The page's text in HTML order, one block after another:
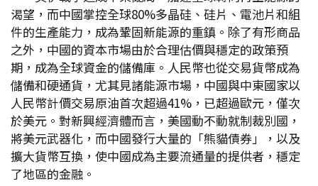
渴望，而中國掌控全球80%多晶硅、硅片、電池片和組
件的生產能力，成為鞏固新能源的重鎮。除了有形商品
之外，中國的資本市場由於合理估價與穩定的政策預
期，成為全球資金的儲備庫。人民幣也從交易貨幣成為
儲備和硬通貨，尤其見諸能源市場，中國與中東國家以
人民幣計價交易原油首次超過41%，已超過歐元，僅次
於美元。對新興經濟體而言，美國動不動就制裁別國，
將美元武器化，而中國發行大量的「熊貓債券」，以及
擴大貨幣互換，使中國成為主要流通量的提供者，穩定
了地區的金融。